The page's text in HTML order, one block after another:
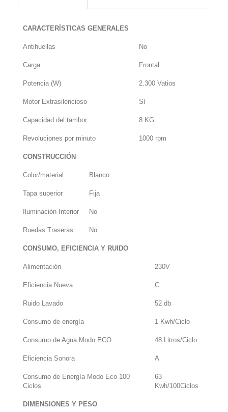
CARACTERÍSTICAS GENERALES
Antihuellas No
Carga Frontal
Potencia (W) 2.300 Vatios
Motor Extrasilencioso Sí
Capacidad del tambor 8 KG
Revoluciones por minuto 1000 rpm
CONSTRUCCIÓN
Color/material Blanco
Tapa superior Fija
Iluminación Interior No
Ruedas Traseras No
CONSUMO, EFICIENCIA Y RUIDO
Alimentación 230V
Eficiencia Nueva C
Ruido Lavado 52 db
Consumo de energía 1 Kwh/Ciclo
Consumo de Agua Modo ECO 48 Litros/Ciclo
Eficiencia Sonora A
Consumo de Energía Modo Eco 100
Ciclos
63
Kwh/100Ciclos
DIMENSIONES Y PESO